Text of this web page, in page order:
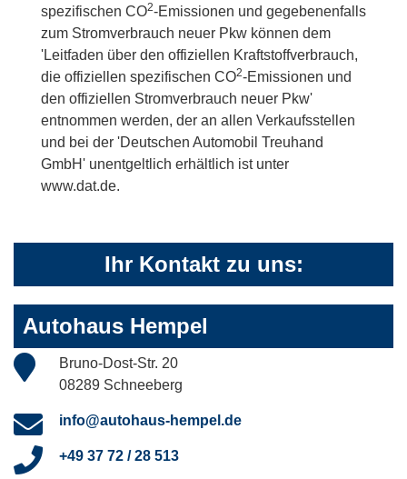
spezifischen CO2-Emissionen und gegebenenfalls
zum Stromverbrauch neuer Pkw können dem
'Leitfaden über den offiziellen Kraftstoffverbrauch,
die offiziellen spezifischen CO2-Emissionen und
den offiziellen Stromverbrauch neuer Pkw'
entnommen werden, der an allen Verkaufsstellen
und bei der 'Deutschen Automobil Treuhand
GmbH' unentgeltlich erhältlich ist unter
www.dat.de.
Ihr Kontakt zu uns:
Autohaus Hempel
Bruno-Dost-Str. 20
08289 Schneeberg
info@autohaus-hempel.de
+49 37 72 / 28 513